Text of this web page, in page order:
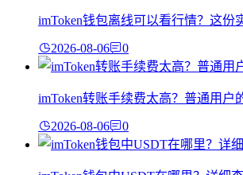
imToken钱包离线可以看行情？这份
2026-08-06 0
imToken转账手续费太高？普通用户
2026-08-06 0